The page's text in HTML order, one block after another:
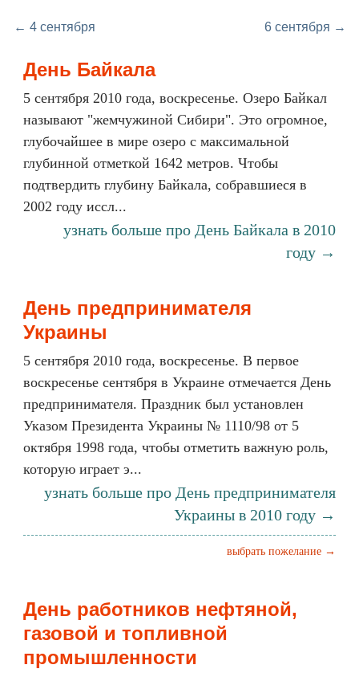
← 4 сентября 6 сентября →
День Байкала
5 сентября 2010 года, воскресенье. Озеро Байкал
называют "жемчужиной Сибири". Это огромное,
глубочайшее в мире озеро с максимальной
глубинной отметкой 1642 метров. Чтобы
подтвердить глубину Байкала, собравшиеся в
2002 году иссл...
узнать больше про День Байкала в 2010
году →
День предпринимателя
Украины
5 сентября 2010 года, воскресенье. В первое
воскресенье сентября в Украине отмечается День
предпринимателя. Праздник был установлен
Указом Президента Украины № 1110/98 от 5
октября 1998 года, чтобы отметить важную роль,
которую играет э...
узнать больше про День предпринимателя
Украины в 2010 году →
выбрать пожелание →
День работников нефтяной,
газовой и топливной
промышленности